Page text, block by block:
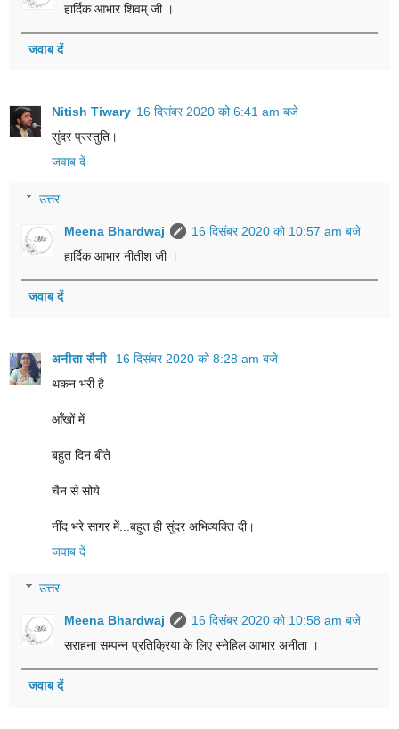
हार्दिक आभार शिवम् जी ।
जवाब दें
Nitish Tiwary 16 दिसंबर 2020 को 6:41 am बजे
सुंदर प्रस्तुति।
जवाब दें
उत्तर
Meena Bhardwaj
16 दिसंबर 2020 को 10:57 am बजे
हार्दिक आभार नीतीश जी ।
जवाब दें
अनीता सैनी
16 दिसंबर 2020 को 8:28 am बजे
थकन भरी है
आँखों में
बहुत दिन बीते
चैन से सोये
नींद भरे सागर में...बहुत ही सुंदर अभिव्यक्ति दी।
जवाब दें
उत्तर
Meena Bhardwaj
16 दिसंबर 2020 को 10:58 am बजे
सराहना सम्पन्न प्रतिक्रिया के लिए स्नेहिल आभार अनीता ।
जवाब दें